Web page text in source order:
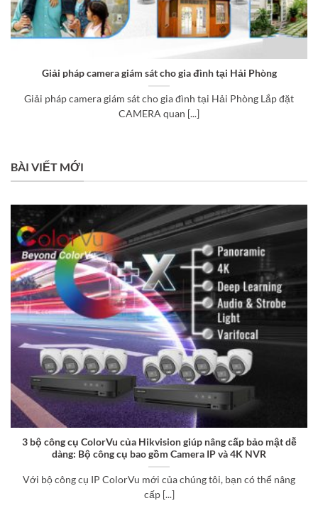
Giải pháp camera giám sát cho gia đình tại Hải Phòng
Giải pháp camera giám sát cho gia đình tại Hải Phòng Lắp đặt
CAMERA quan [...]
BÀI VIẾT MỚI
3 bộ công cụ ColorVu của Hikvision giúp nâng cấp bảo mật dễ
dàng: Bộ công cụ bao gồm Camera IP và 4K NVR
Với bộ công cụ IP ColorVu mới của chúng tôi, bạn có thể nâng
cấp [...]